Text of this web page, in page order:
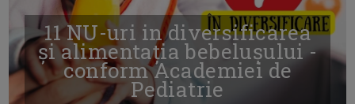
11 NU-uri in diversificarea
și alimentația bebelușului -
conform Academiei de
Pediatrie